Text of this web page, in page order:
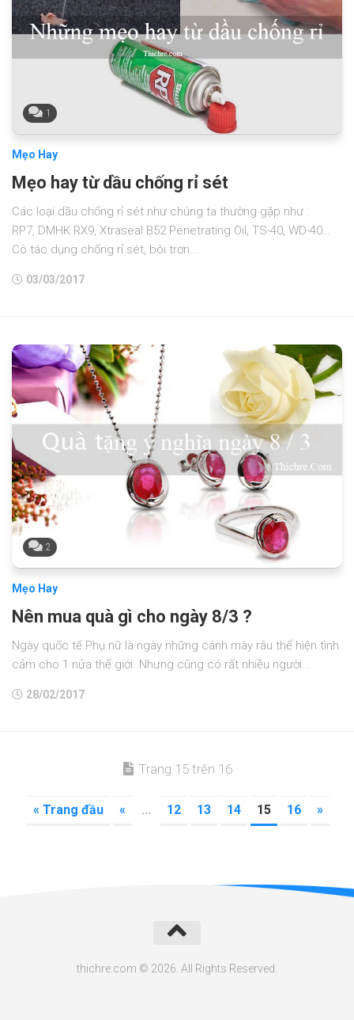
1
Mẹo Hay
Mẹo hay từ dầu chống rỉ sét
Các loại dầu chống rỉ sét như chúng ta thường gặp như :
RP7, DMHK RX9, Xtraseal B52 Penetrating Oil, TS-40, WD-40…
Có tác dụng chống rỉ sét, bôi trơn...
03/03/2017
2
Mẹo Hay
Nên mua quà gì cho ngày 8/3 ?
Ngày quốc tế Phụ nữ là ngày những cánh mày râu thể hiện tình
cảm cho 1 nửa thế giới. Nhưng cũng có rất nhiều người...
28/02/2017
Trang 15 trên 16
« Trang đầu « ... 12 13 14 15 16 »
thichre.com © 2026. All Rights Reserved.